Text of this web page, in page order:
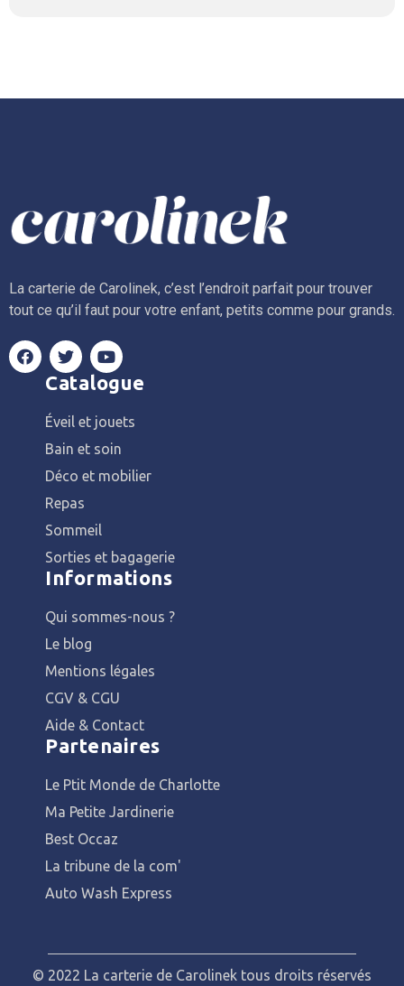
La carterie de Carolinek, c’est l’endroit parfait pour trouver
tout ce qu’il faut pour votre enfant, petits comme pour grands.
Catalogue
Éveil et jouets
Bain et soin
Déco et mobilier
Repas
Sommeil
Sorties et bagagerie
Informations
Qui sommes-nous ?
Le blog
Mentions légales
CGV & CGU
Aide & Contact
Partenaires
Le Ptit Monde de Charlotte
Ma Petite Jardinerie
Best Occaz
La tribune de la com'
Auto Wash Express
© 2022 La carterie de Carolinek tous droits réservés